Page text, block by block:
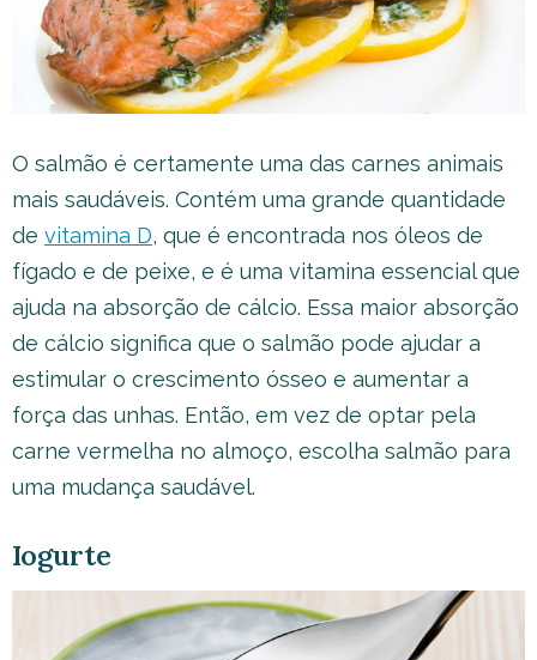
O salmão é certamente uma das carnes animais
mais saudáveis. Contém uma grande quantidade
de vitamina D, que é encontrada nos óleos de
fígado e de peixe, e é uma vitamina essencial que
ajuda na absorção de cálcio. Essa maior absorção
de cálcio significa que o salmão pode ajudar a
estimular o crescimento ósseo e aumentar a
força das unhas. Então, em vez de optar pela
carne vermelha no almoço, escolha salmão para
uma mudança saudável.
Iogurte